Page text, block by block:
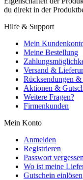
du direkt in der
Hilfe & Support
Mein
Meine Bestellung
Versand &
Rücksendungen
Aktionen &
Weitere Fragen?
Firmenkunden
Mein Konto
Anmelden
Registrieren
Passwort
Wo ist meine
Gutschein einlösen